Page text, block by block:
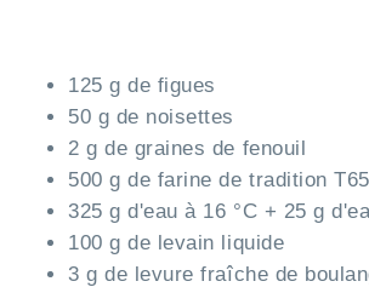
125 g de figues
50 g de noisettes
2 g de graines de fenouil
500 g de farine de tradition T65
325 g d'eau à 16 °C + 25 g
100 g de levain liquide
3 g de levure fraîche de